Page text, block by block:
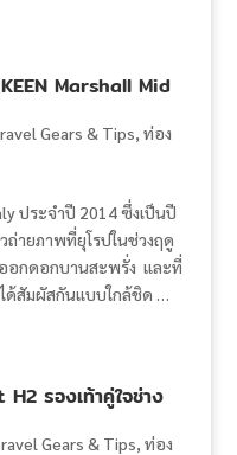
Marshall Mid
Gears & Tips, ท่อง
ประจำปี 2014 ซึ่งเป็นปี
ายภาพที่ยุโรปในช่วงฤดู
อกดอกบานสะพรั่ง และที่
ด้สัมผัสกันแบบใกล้ชิด …
รองเท้าคู่ใจช่าง
Gears & Tips, ท่อง